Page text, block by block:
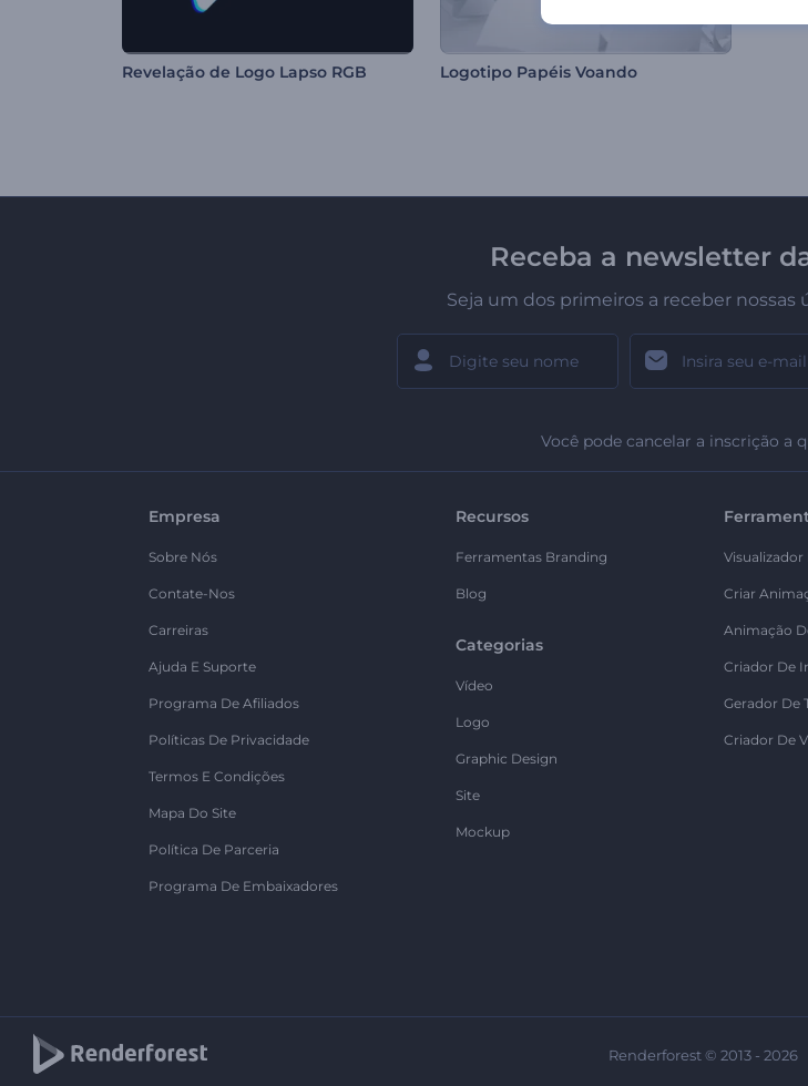
Revelação de Logo Lapso RGB Logotipo Papéis Voando
Receba a newsletter
Seja um dos primeiros a receber
Você pode cancelar a inscrição a
Empresa
Sobre Nós
Contate-Nos
Carreiras
Ajuda E Suporte
Programa De Afiliados
Políticas De Privacidade
Termos E Condições
Mapa Do Site
Política De Parceria
Programa De Embaixadores
Recursos
Ferramentas Branding
Blog
Categorias
Vídeo
Logo
Graphic Design
Site
Mockup
Criar
Animação
Criador De
Gerador De
Criador De
Renderforest © 2013 - 2026